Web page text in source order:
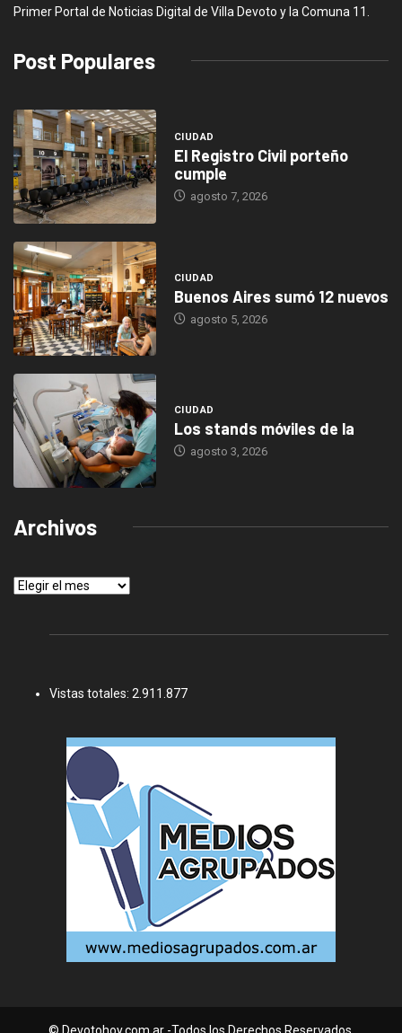
Primer Portal de Noticias Digital de Villa Devoto y la Comuna 11.
Post Populares
CIUDAD
El Registro Civil porteño
cumple
agosto 7, 2026
CIUDAD
Buenos Aires sumó 12 nuevos
agosto 5, 2026
CIUDAD
Los stands móviles de la
agosto 3, 2026
Archivos
Archivos
Vistas totales: 2.911.877
© Devotohoy.com.ar -Todos los Derechos Reservados.